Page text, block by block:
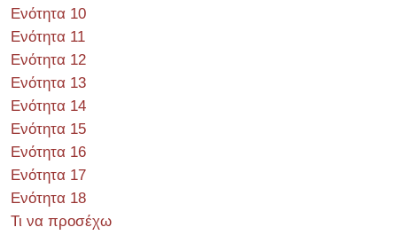
Ενότητα 10
Ενότητα 11
Ενότητα 12
Ενότητα 13
Ενότητα 14
Ενότητα 15
Ενότητα 16
Ενότητα 17
Ενότητα 18
Τι να προσέχω